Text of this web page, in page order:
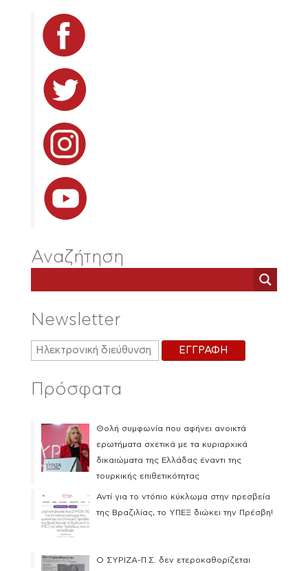
Αναζήτηση
Newsletter
Πρόσφατα
Θολή συμφωνία που αφήνει ανοικτά
ερωτήματα σχετικά με τα κυριαρχικά
δικαιώματα της Ελλάδας έναντι της
τουρκικής επιθετικότητας
Αντί για το ντόπιο κύκλωμα στην πρεσβεία
της Βραζιλίας, το ΥΠΕΞ διώκει την Πρέσβη!
Ο ΣΥΡΙΖΑ-Π.Σ. δεν ετεροκαθορίζεται